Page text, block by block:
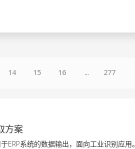
14 15 16 ... 277
方案
系统的数据输出，面向工业识别应用。